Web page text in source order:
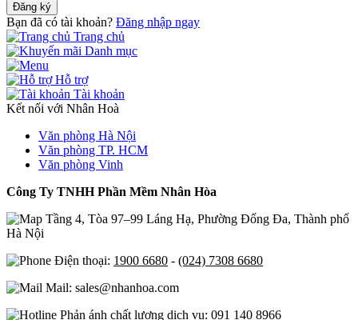
Đăng ký
Bạn đã có tài khoản? Đăng nhập ngay
Trang chủ
Danh mục
Hỗ trợ
Tài khoản
Kết nối với Nhân Hoà
Văn phòng Hà Nội
Văn phòng TP. HCM
Văn phòng Vinh
Công Ty TNHH Phần Mềm Nhân Hòa
Tầng 4, Tòa 97–99 Láng Hạ, Phường Đống Đa, Thành phố
Hà Nội
Điện thoại: 1900 6680 - (024) 7308 6680
Mail: sales@nhanhoa.com
Phản ánh chất lượng dịch vụ: 091 140 8966